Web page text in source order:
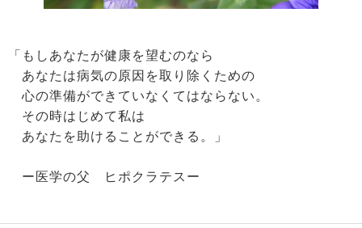
「もしあなたが健康を望むのなら
あなたは病気の原因を取り除くための
心の準備ができていなくてはならない。
その時はじめて私は
あなたを助けることができる。」
ー医学の父 ヒポクラテスー